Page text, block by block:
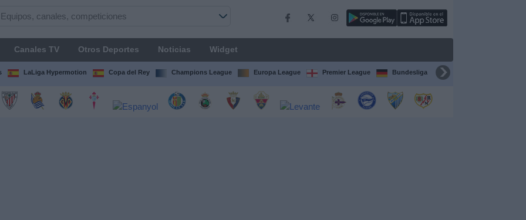
Canales TV Otros Deportes Noticias Widget
LaLiga Hypermotion Copa del Rey Champions League Europa League Premier League Bundesliga Supercopa de España